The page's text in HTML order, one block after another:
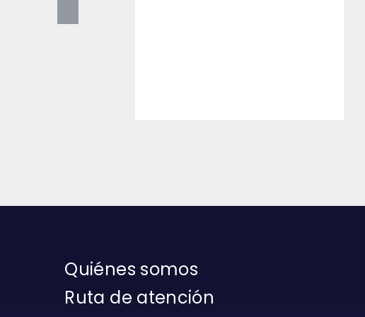
Quiénes somos
Ruta de atención